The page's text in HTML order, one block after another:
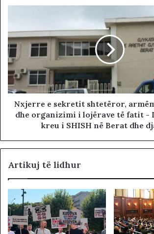
Nxjerre e sekretit shtetëror,
dhe organizimi i lojërave të fatit -
kreu i SHISH në Berat dhe
Artikuj të lidhur